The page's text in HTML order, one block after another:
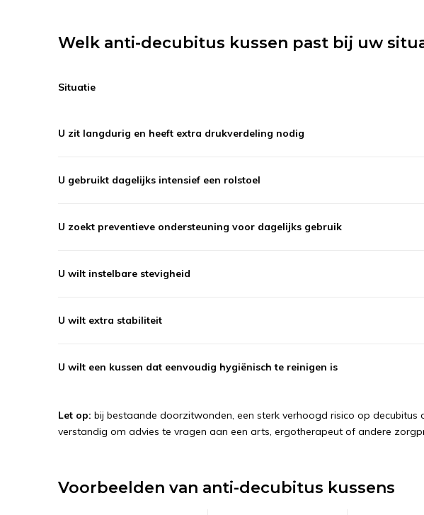
Welk anti-decubitus kussen past bij uw
Situatie
U zit langdurig en heeft extra drukverdeling nodig
U gebruikt dagelijks intensief een rolstoel
U zoekt preventieve ondersteuning voor dagelijks gebruik
U wilt instelbare stevigheid
U wilt extra stabiliteit
U wilt een kussen dat eenvoudig hygiënisch te reinigen is
Let op: bij bestaande doorzitwonden, een sterk verhoogd risico op decubitus
verstandig om advies te vragen aan een arts, ergotherapeut of andere
Voorbeelden van anti-decubitus kussens